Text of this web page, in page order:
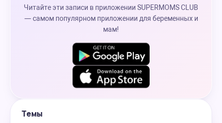
Читайте эти записи в приложении SUPERMOMS CLUB
— самом популярном приложении для беременных и
мам!
Темы